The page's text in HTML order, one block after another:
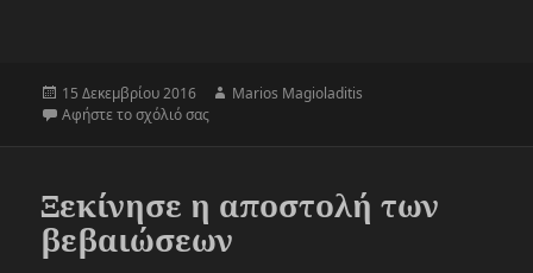
Δημοσιεύτηκε
την
15 Δεκεμβρίου 2016 Συντάκτης
Marios Magioladitis
Αφήστε το σχόλιό σαςστο Ολοκληρώθηκε η αποστολή των
Ξεκίνησε η αποστολή των
βεβαιώσεων